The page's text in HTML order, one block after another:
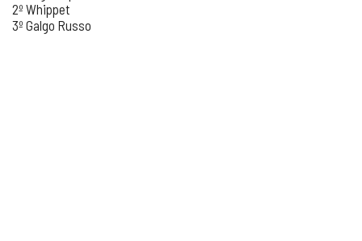
2º Whippet
3º Galgo Russo